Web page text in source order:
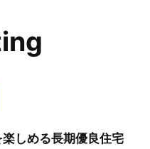
しめる長期優良住宅